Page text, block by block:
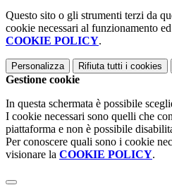
Questo sito o gli strumenti terzi da
cookie necessari al funzionamento
COOKIE POLICY.
Personalizza Rifiuta tutti i cookies
Gestione cookie
In questa schermata è possibile
I cookie necessari sono quelli che
piattaforma e non è possibile
Per conoscere quali sono i cookie
visionare la COOKIE POLICY.